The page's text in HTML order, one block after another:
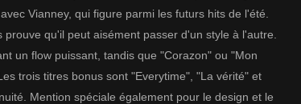
Vianney, qui figure parmi les futurs hits de l'été.
qu'il peut aisément passer d'un style à l'autre.
un flow puissant, tandis que "Corazon" ou "Mon
trois titres bonus sont "Everytime", "La vérité" et
Mention spéciale également pour le design et le